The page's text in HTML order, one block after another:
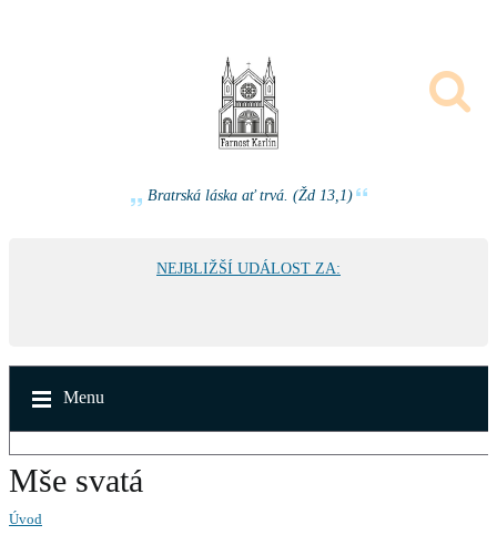
Bratrská láska ať trvá. (Žd 13,1)
NEJBLIŽŠÍ UDÁLOST ZA:
Menu
Mše svatá
Úvod